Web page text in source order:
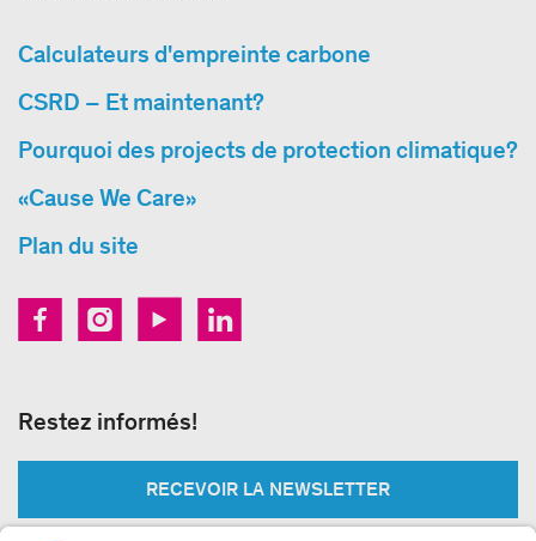
Calculateurs d'empreinte carbone
CSRD – Et maintenant?
Pourquoi des projects de protection climatique?
«Cause We Care»
Plan du site
Restez informés!
RECEVOIR LA NEWSLETTER